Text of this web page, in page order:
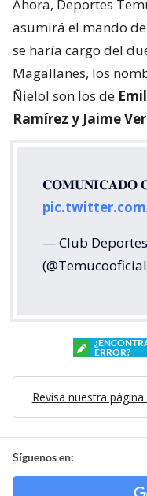
Ahora, Deportes
asumirá el mando
se haría cargo del
Magallanes, los
Ñielol son los de
Ramírez y Jaime
𝐂𝐎𝐌𝐔𝐍𝐈𝐂𝐀𝐃𝐎
— Club
ERROR?
Revisa nuestra
Síguenos en: